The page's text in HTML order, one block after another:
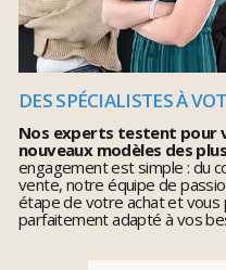
DES SPÉCIALISTES À
Nos experts testent pour
nouveaux modèles des
engagement est simple : du
vente, notre équipe de
étape de votre achat et
parfaitement adapté à vos